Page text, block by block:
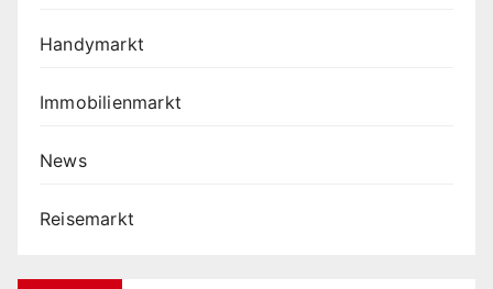
Handymarkt
Immobilienmarkt
News
Reisemarkt